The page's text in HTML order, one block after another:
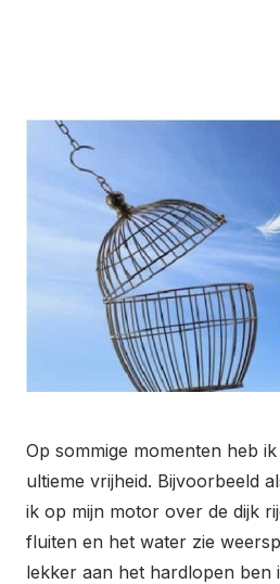
Op sommige momenten heb
ultieme vrijheid. Bijvoorbeeld
ik op mijn motor over de dijk
fluiten en het water zie
lekker aan het hardlopen ben